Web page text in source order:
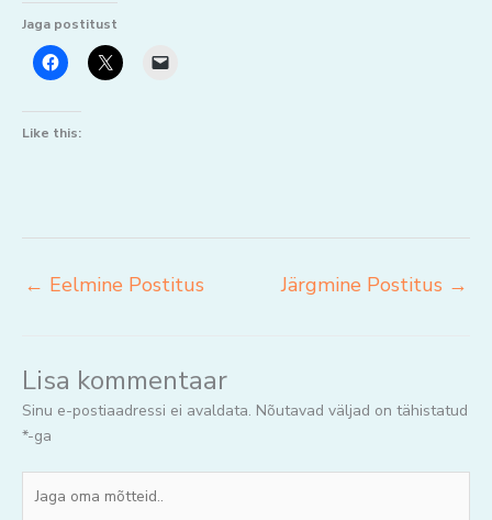
Jaga postitust
Like this:
← Eelmine Postitus Järgmine Postitus →
Lisa kommentaar
Sinu e-postiaadressi ei avaldata. Nõutavad väljad on tähistatud
*-ga
oma